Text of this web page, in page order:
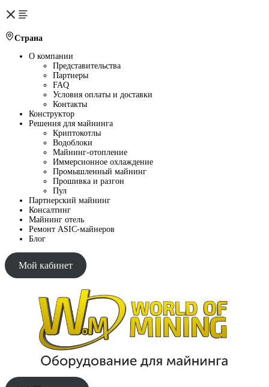
Страна
О компании
Представительства
Партнеры
FAQ
Условия оплаты и доставки
Контакты
Конструктор
Решения для майнинга
Криптокотлы
Водоблоки
Майнинг-отопление
Иммерсионное охлаждение
Промышленный майнинг
Прошивка и разгон
Пул
Партнерский майнинг
Консалтинг
Майнинг отель
Ремонт ASIC-майнеров
Блог
Мой кабинет